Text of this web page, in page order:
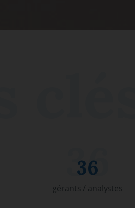
36
gérants / analystes